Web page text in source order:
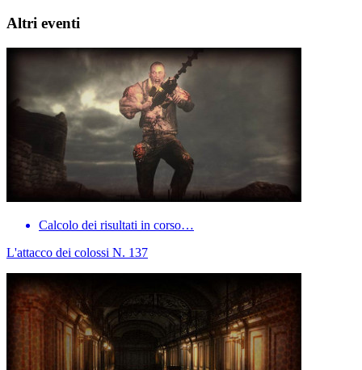
Altri eventi
Calcolo dei risultati in corso…
L'attacco dei colossi N. 137